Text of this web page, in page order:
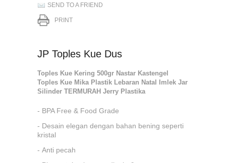
SEND TO A FRIEND
PRINT
JP Toples Kue Dus
Toples Kue Kering 500gr Nastar Kastengel
Toples Kue Mika Plastik Lebaran Natal Imlek Jar
Silinder TERMURAH Jerry Plastika
- BPA Free & Food Grade
- Desain elegan dengan bahan bening seperti
kristal
- Anti pecah